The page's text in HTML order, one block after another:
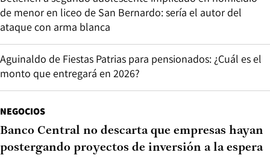
de menor en liceo de San Bernardo: sería el autor del
ataque con arma blanca
Aguinaldo de Fiestas Patrias para pensionados: ¿Cuál es el
monto que entregará en 2026?
NEGOCIOS
Banco Central no descarta que empresas hayan
postergando proyectos de inversión a la espera